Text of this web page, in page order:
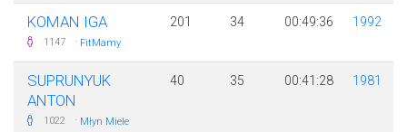
KOMAN IGA
1147 · FitMamy
201 34 00:49:36 1992
SUPRUNYUK
ANTON
1022 · Młyn Miele
40 35 00:41:28 1981